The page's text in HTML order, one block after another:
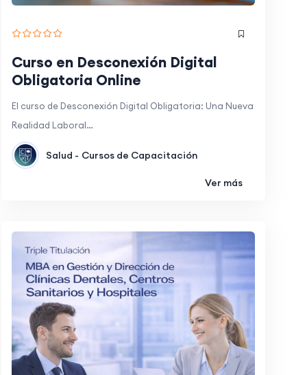
Curso en Desconexión Digital
Obligatoria Online
El curso de Desconexión Digital Obligatoria: Una Nueva
Realidad Laboral…
Salud - Cursos de Capacitación
Ver más